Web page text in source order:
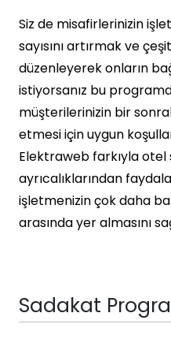
Siz de misafirlerinizin
sayısını artırmak ve
düzenleyerek onların
istiyorsanız bu
müşterilerinizin bir
etmesi için uygun
Elektraweb farkıyla
ayrıcalıklarından
işletmenizin çok daha
arasında yer almasını
Sadakat